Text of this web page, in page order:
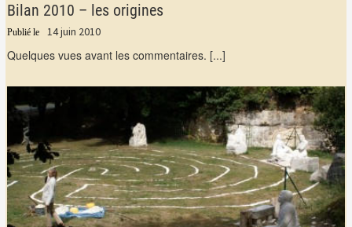
Bilan 2010 – les origines
14 juin 2010
Quelques vues avant les commentaires. [...]